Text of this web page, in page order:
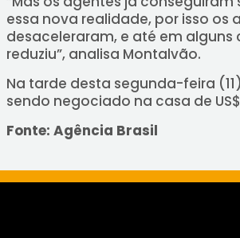
essa nova realidade, por isso os
desaceleraram, e até em alguns
reduziu”, analisa Montalvão.
Na tarde desta segunda-feira
sendo negociado na casa de US$
Fonte: Agência Brasil